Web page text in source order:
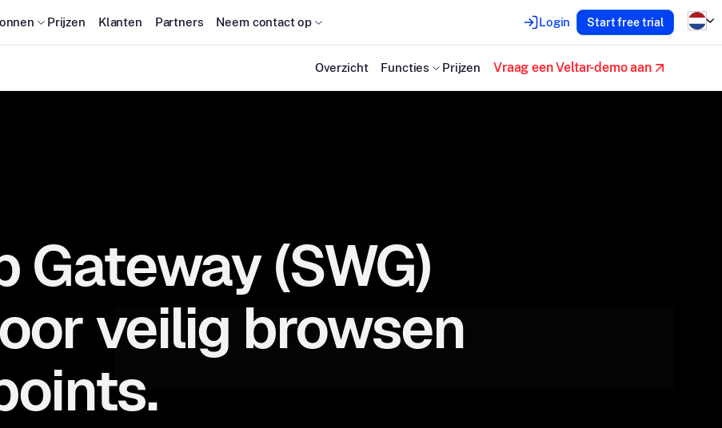
Prijzen Klanten Partners Neem contact op Login Start free trial
Overzicht Functies Prijzen Vraag een Veltar-demo aan
Gateway (SWG)
veilig browsen